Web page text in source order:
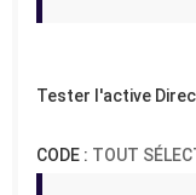
Tester l'active
CODE : TOUT